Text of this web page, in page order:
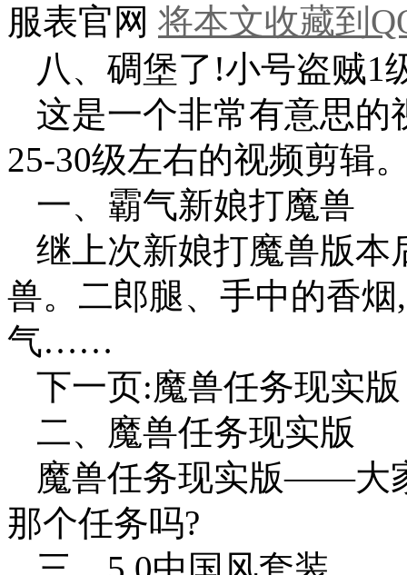
服表官网 将本文收藏到
八、碉堡了!小号盗贼1
这是一个非常有意思的
25-30级左右的视频剪辑
一、霸气新娘打魔兽
继上次新娘打魔兽版本
兽。二郎腿、手中的香
气……
下一页:魔兽任务现实版
二、魔兽任务现实版
魔兽任务现实版——大
那个任务吗?